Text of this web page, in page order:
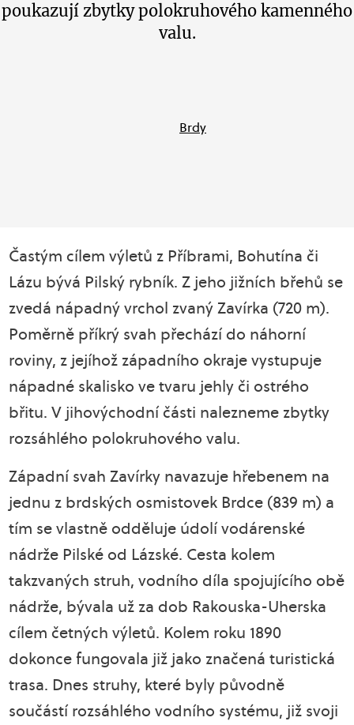
poukazují zbytky polokruhového kamenného
valu.
Brdy
Častým cílem výletů z Příbrami, Bohutína či
Lázu bývá Pilský rybník. Z jeho jižních břehů se
zvedá nápadný vrchol zvaný Zavírka (720 m).
Poměrně příkrý svah přechází do náhorní
roviny, z jejíhož západního okraje vystupuje
nápadné skalisko ve tvaru jehly či ostrého
břitu. V jihovýchodní části nalezneme zbytky
rozsáhlého polokruhového valu.
Západní svah Zavírky navazuje hřebenem na
jednu z brdských osmistovek Brdce (839 m) a
tím se vlastně odděluje údolí vodárenské
nádrže Pilské od Lázské. Cesta kolem
takzvaných struh, vodního díla spojujícího obě
nádrže, bývala už za dob Rakouska-Uherska
cílem četných výletů. Kolem roku 1890
dokonce fungovala již jako značená turistická
trasa. Dnes struhy, které byly původně
součástí rozsáhlého vodního systému, již svoji